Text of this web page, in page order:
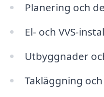
Planering och
El- och VVS-
Utbyggnader
Takläggning